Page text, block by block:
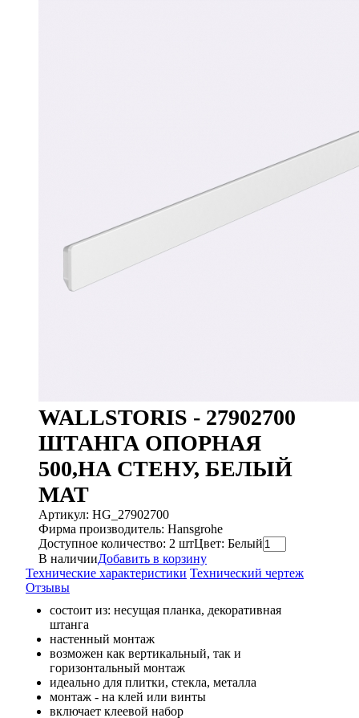
WALLSTORIS - 27902700
ШТАНГА ОПОРНАЯ
500,НА СТЕНУ, БЕЛЫЙ
МАТ
Артикул: HG_27902700
Фирма производитель: Hansgrohe
Доступное количество: 2 штЦвет: Белый
В наличииДобавить в корзину
Технические характеристики Технический чертеж
Отзывы
состоит из: несущая планка, декоративная
штанга
настенный монтаж
возможен как вертикальный, так и
горизонтальный монтаж
идеально для плитки, стекла, металла
монтаж - на клей или винты
включает клеевой набор